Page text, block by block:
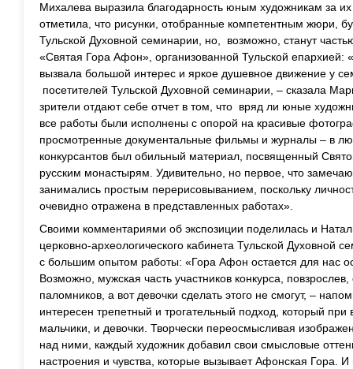
Михалева выразила благодарность юным художникам за
отметила, что рисунки, отобранные компетентным жюри,
Тульской Духовной семинарии, но, возможно, станут
«Святая Гора Афон», организованной Тульской
вызвала большой интерес и яркое душевное движение у
посетителей Тульской Духовной семинарии, – сказала
зрители отдают себе отчет в том, что вряд ли юные
все работы были исполнены с опорой на красивые
просмотренные документальные фильмы и журналы – в
конкурсантов был обильный материал, посвященный
русским монастырям. Удивительно, но первое, что
занимались простым перерисовыванием, поскольку
очевидно отражена в представленных работах».
Своими комментариями об экспозиции поделилась и
церковно-археологического кабинета Тульской Духовной
с большим опытом работы: «Гора Афон остается для нас
Возможно, мужская часть участников конкурса,
паломников, а вот девочки сделать этого не смогут, –
интересен трепетный и трогательный подход, который
мальчики, и девочки. Творчески переосмысливая
над ними, каждый художник добавил свои смысловые
настроения и чувства, которые вызывает Афонская Гора.